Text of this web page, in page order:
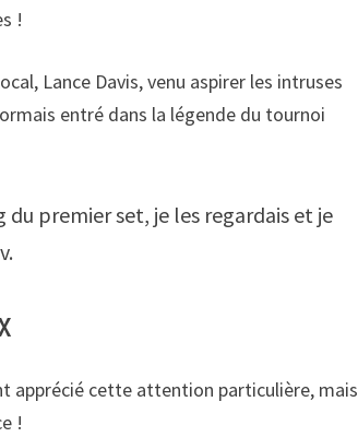
!
Lance Davis, venu aspirer les intruses
entré dans la légende du tournoi
du premier set, je les regardais et je
apprécié cette attention particulière, mais
!